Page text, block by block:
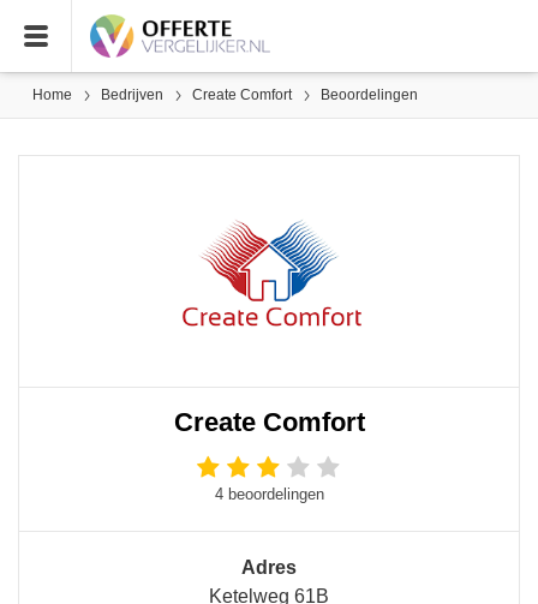
Home Bedrijven Create Comfort Beoordelingen
Create Comfort
4 beoordelingen
Adres
Ketelweg 61B